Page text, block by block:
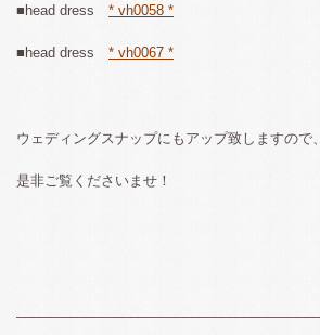
■head dress * vh0058 *
■head dress * vh0067 *
ウェディングスナップにもアップ致しますので、
是非ご覧くださいませ！